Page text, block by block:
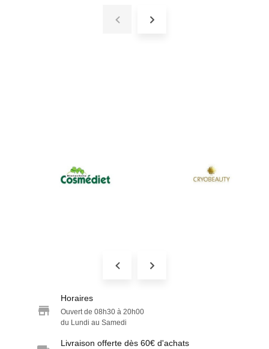
Horaires
Ouvert de 08h30 à 20h00
du Lundi au Samedi
Livraison offerte dès 60€ d'achats